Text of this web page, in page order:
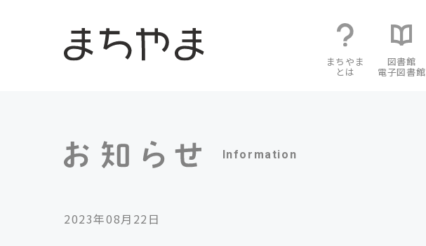
まちやま
とは
図書館
電子図書館
Information
2023年08月22日